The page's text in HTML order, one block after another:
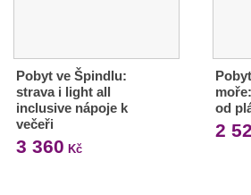
Pobyt ve Špindlu:
strava i light all
inclusive nápoje k
večeři
3 360 Kč
od
2